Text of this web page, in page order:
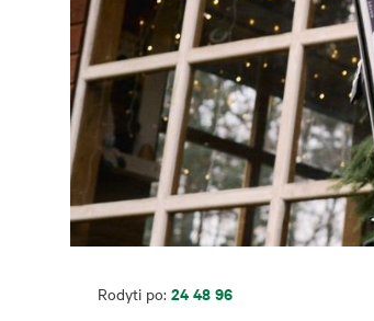
Rodyti po: 244896